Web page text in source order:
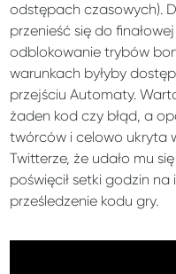
odstępach czasowych).
przenieść się do
odblokowanie trybów
warunkach byłyby
przejściu Automaty.
żaden kod czy błąd, a
twórców i celowo ukryta
Twitterze, że udało mu
poświęcił setki godzin
prześledzenie kodu gry.